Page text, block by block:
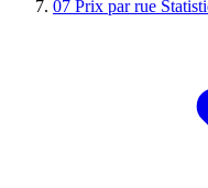
07 Prix par rue